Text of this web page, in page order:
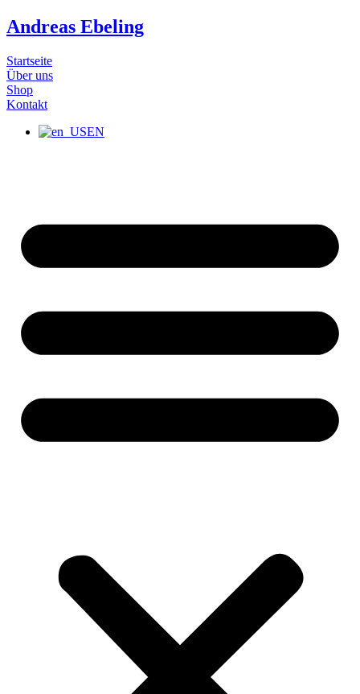
Zum
Inhalt
Andreas Ebeling
Startseite
Über uns
Shop
Kontakt
EN